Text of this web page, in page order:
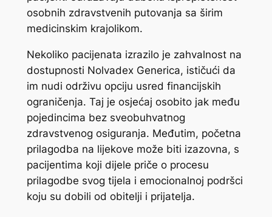
osobnih zdravstvenih putovanja sa širim
medicinskim krajolikom.
Nekoliko pacijenata izrazilo je zahvalnost na
dostupnosti Nolvadex Generica, ističući da
im nudi održivu opciju usred financijskih
ograničenja. Taj je osjećaj osobito jak među
pojedincima bez sveobuhvatnog
zdravstvenog osiguranja. Međutim, početna
prilagodba na lijekove može biti izazovna, s
pacijentima koji dijele priče o procesu
prilagodbe svog tijela i emocionalnoj podršci
koju su dobili od obitelji i prijatelja.